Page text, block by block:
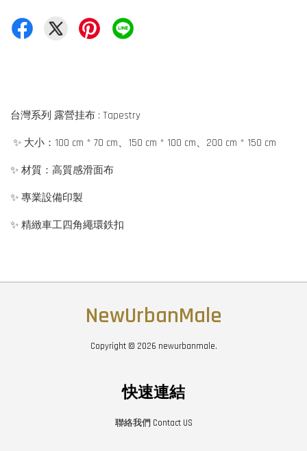
台灣系列 露營挂布 : Tapestry
✨ 大小：100 cm * 70 cm、150 cm * 100 cm、200 cm * 150 cm
✨ 材質：高質感滑面布
✨ 專業設備印製
✨ 精緻車工四角繩環鉄扣
NewUrbanMale
Copyright © 2026 newurbanmale.
快速連結
聯絡我們 Contact US